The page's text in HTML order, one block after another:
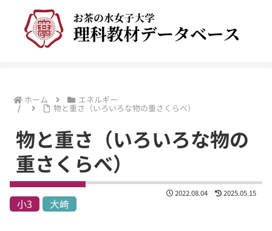
ホーム エネルギー
物と重さ（いろいろな物の重さくらべ）
物と重さ（いろいろな物の
重さくらべ）
2022.08.04 2025.05.15
小3 大﨑